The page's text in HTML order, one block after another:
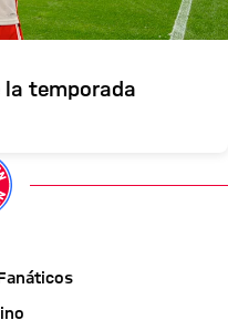
la temporada